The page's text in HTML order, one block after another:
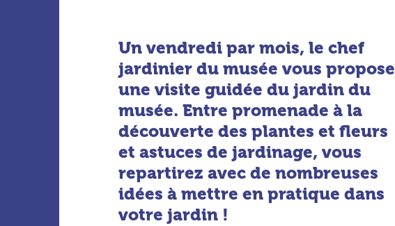
Un vendredi par mois, le chef
jardinier du musée vous propose
une visite guidée du jardin du
musée. Entre promenade à la
découverte des plantes et fleurs
et astuces de jardinage, vous
repartirez avec de nombreuses
idées à mettre en pratique dans
votre jardin !